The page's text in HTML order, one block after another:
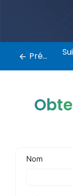
de
l’article
Précédent: